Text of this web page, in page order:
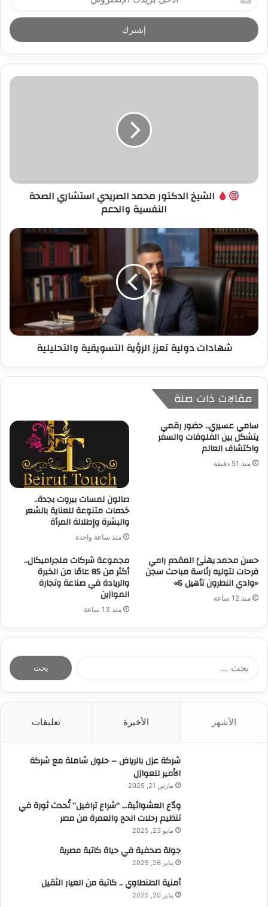
د
خ
ل
ر
د
ر
الشيخ الدكتور محمد الصريدي استشاري الصحة
النفسية والدعم
شهادات دولية تعزز الرؤية التسويقية والتحليلية
مقالات ذات صلة
سامي عسيري.. حضور رقمي
يتشكل بين الفلوقات والسفر
واكتشاف العالم
منذ 51 دقيقة
صالون لمسات بيروت بجدة..
خدمات متنوعة للعناية بالشعر
والبشرة وإطلالة المرأة
منذ ساعة واحدة
حسن محمد يهنئ المقدم رامي
فرحات لتوليه رئاسة مباحث سجن
«وادي النطرون تأهيل 6»
منذ 12 ساعة
مجموعة شركات ملجراميكال..
أكثر من 85 عامًا من الخبرة
والريادة في صناعة وتجارة
الموازين
منذ 13 ساعة
الأشهر الأخيرة تعليقات
شركة عزل بالرياض – حلول شاملة مع شركة
الأمير للعوازل
مارس 21, 2025
ودّع العشوائية… “شراع ترافيل” تُحدث ثورة في
تنظيم رحلات الحج والعمرة من مصر
مايو 23, 2025
جولة صحفية في حياة كاتبة مصرية
يناير 26, 2025
أمنية الطنطاوي .. كاتبة من العيار الثقيل
يناير 20, 2025